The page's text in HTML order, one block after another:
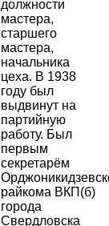
должности
мастера,
старшего
мастера,
начальника
цеха. В 1938
году был
выдвинут на
партийную
работу. Был
первым
секретарём
райкома ВКП(б)
города
Свердловска